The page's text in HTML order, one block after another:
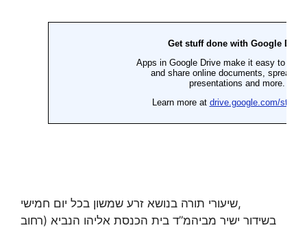
שיעורי תורה בנושא זרע שמשון בכל יום חמישי,
בשידור ישיר מביהמ”ד בית הכנסת אליהו הנביא (רחוב